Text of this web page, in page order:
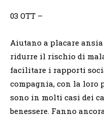
03 OTT –
Aiutano a placare
ridurre il rischio di
facilitare i rapporti
compagnia, con la loro
sono in molti casi dei
benessere. Fanno